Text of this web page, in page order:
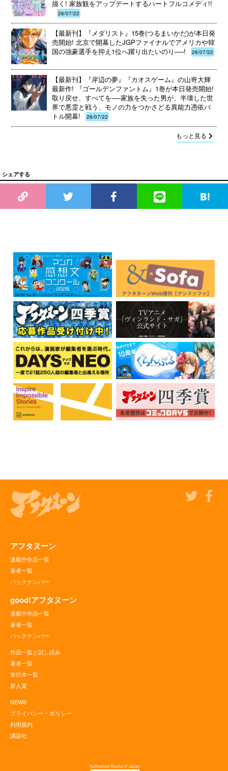
描く! 家族観をアップデートするハートフルコメディ!!
26/07/22
【最新刊】『メダリスト』15巻(つるまいかだ)が本日発
売開始! 北京で開幕したJGPファイナルでアメリカや韓
国の強豪選手を抑え1位へ躍り出たいのり──!
26/07/22
【最新刊】『岸辺の夢』『カオスゲーム』の山嵜大輝
最新作! 『ゴールデンファントム』1巻が本日発売開始!
取り戻せ、すべてを──家族を失った男が、半壊した世
界で悪霊と戦う、モノの力をつかさどる異能力憑依バ
トル開幕!
26/07/22
もっと見る
シェアする
アフタヌーン
連載中作品一覧
著者一覧
バックナンバー
good!アフタヌーン
連載中作品一覧
著者一覧
バックナンバー
作品一覧と試し読み
著者一覧
単行本一覧
新人賞
NEWS
プライバシー・ポリシー
利用規約
講談社